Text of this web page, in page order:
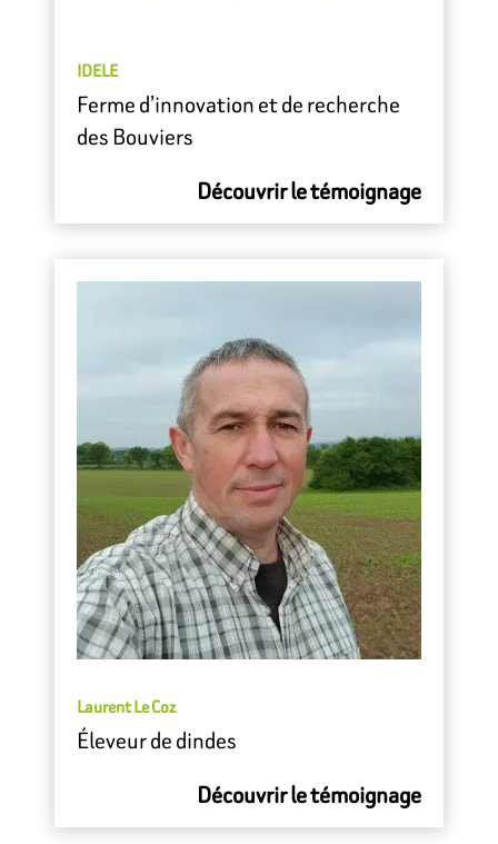
IDELE
Ferme d’innovation et de recherche
des Bouviers
Découvrir le témoignage
Laurent Le Coz
Éleveur de dindes
Découvrir le témoignage